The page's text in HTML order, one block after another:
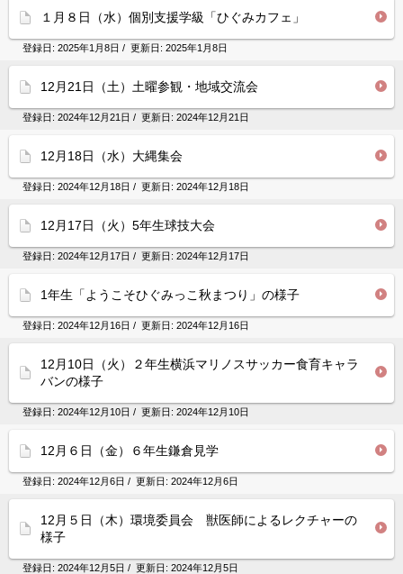
１月８日（水）個別支援学級「ひぐみカフェ」
登録日: 2025年1月8日 / 更新日: 2025年1月8日
12月21日（土）土曜参観・地域交流会
登録日: 2024年12月21日 / 更新日: 2024年12月21日
12月18日（水）大縄集会
登録日: 2024年12月18日 / 更新日: 2024年12月18日
12月17日（火）5年生球技大会
登録日: 2024年12月17日 / 更新日: 2024年12月17日
1年生「ようこそひぐみっこ秋まつり」の様子
登録日: 2024年12月16日 / 更新日: 2024年12月16日
12月10日（火）２年生横浜マリノスサッカー食育キャラ
バンの様子
登録日: 2024年12月10日 / 更新日: 2024年12月10日
12月６日（金）６年生鎌倉見学
登録日: 2024年12月6日 / 更新日: 2024年12月6日
12月５日（木）環境委員会 獣医師によるレクチャーの
様子
登録日: 2024年12月5日 / 更新日: 2024年12月5日